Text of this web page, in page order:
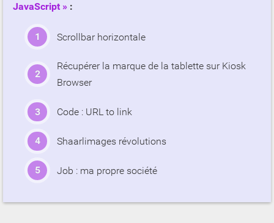
JavaScript
:
Scrollbar horizontale
Récupérer la marque de la tablette sur Kiosk
Browser
Code : URL to link
Shaarlimages révolutions
Job : ma propre société